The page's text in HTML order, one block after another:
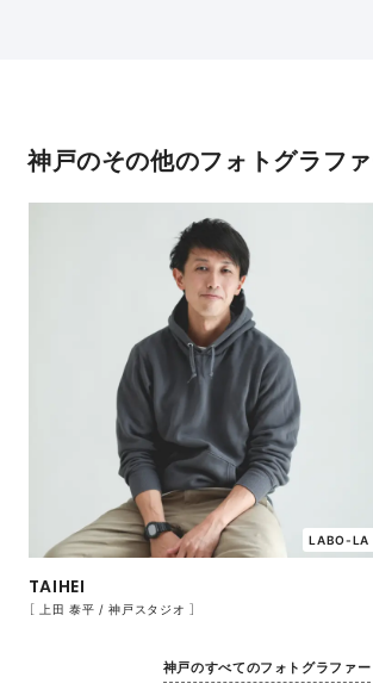
神戸のその他のフォトグラフ
TAIHEI
［ 上田 泰平 / 神戸スタジオ ］
LABO-LA
神戸のすべてのフォトグラファー